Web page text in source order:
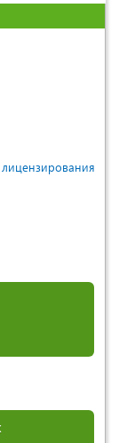
лицензирования